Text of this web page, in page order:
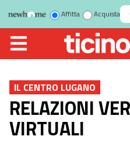
Affitta Acquista
IL CENTRO LUGANO
RELAZIONI
VIRTUALI